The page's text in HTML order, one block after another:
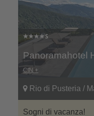
Panoramahotel
CIN +
Rio di Pusteria /
Sogni di vacanza!